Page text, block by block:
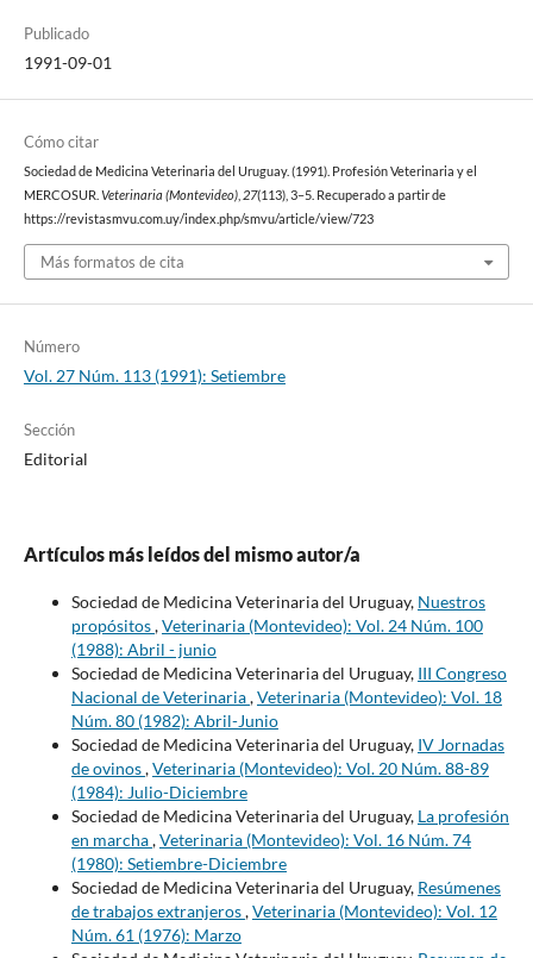
Publicado
1991-09-01
Cómo citar
Sociedad de Medicina Veterinaria del Uruguay. (1991). Profesión Veterinaria y el
MERCOSUR. Veterinaria (Montevideo), 27(113), 3–5. Recuperado a partir de
https://revistasmvu.com.uy/index.php/smvu/article/view/723
Más formatos de cita
Número
Vol. 27 Núm. 113 (1991): Setiembre
Sección
Editorial
Artículos más leídos del mismo autor/a
Sociedad de Medicina Veterinaria del Uruguay, Nuestros
propósitos,Veterinaria (Montevideo): Vol. 24 Núm. 100
(1988): Abril - junio
Sociedad de Medicina Veterinaria del Uruguay, III Congreso
Nacional de Veterinaria,Veterinaria (Montevideo): Vol. 18
Núm. 80 (1982): Abril-Junio
Sociedad de Medicina Veterinaria del Uruguay, IV Jornadas
de ovinos,Veterinaria (Montevideo): Vol. 20 Núm. 88-89
(1984): Julio-Diciembre
Sociedad de Medicina Veterinaria del Uruguay, La profesión
en marcha,Veterinaria (Montevideo): Vol. 16 Núm. 74
(1980): Setiembre-Diciembre
Sociedad de Medicina Veterinaria del Uruguay, Resúmenes
de trabajos extranjeros,Veterinaria (Montevideo): Vol. 12
Núm. 61 (1976): Marzo